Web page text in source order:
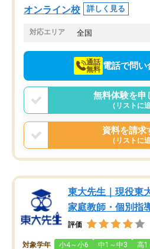
つ成績も上がり、苦手意識も無くな
てきたので、さらに苦手な数学も追
でお願いしました。来年の高校受験
オンライン校 詳しく見る
対応エリア 全国
通話
無料 電話で問い
無料体験を申
（リストに
資料を請求
（リストに
東大先生｜現役東
家庭教師・個別指
評価
対象学年 小4～小6 中1～中3 高1